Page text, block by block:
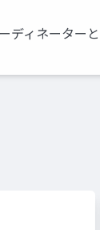
ィネーターと